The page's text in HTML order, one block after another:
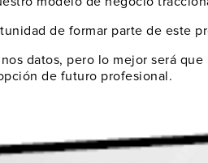
de formar parte de este
datos, pero lo mejor será
de futuro profesional.